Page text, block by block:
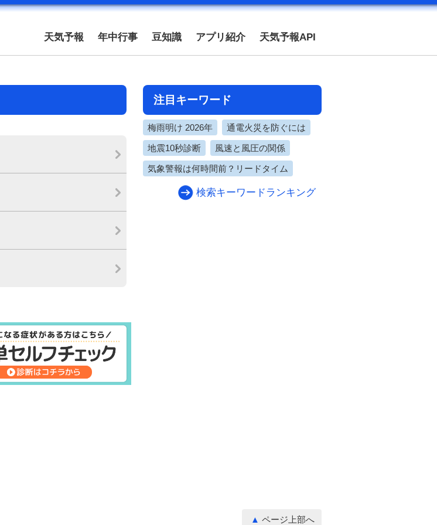
天気予報 年中行事 豆知識 アプリ紹介 天気予報API
注目キーワード
梅雨明け 2026年 通電火災を防ぐには
地震10秒診断 風速と風圧の関係
気象警報は何時間前？リードタイム
検索キーワードランキング
ページ上部へ